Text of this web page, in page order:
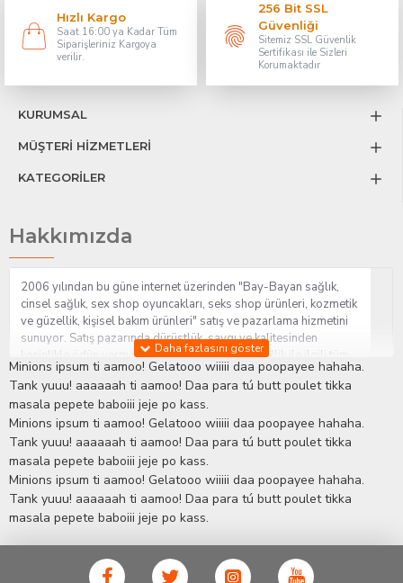
Hızlı Kargo
Saat 16:00 ya Kadar Tüm
Siparişleriniz Kargoya
verilir.
256 Bit SSL
Güvenliği
Sitemiz SSL Güvenlik
Sertifikası ile Sizleri
Korumaktadır
KURUMSAL
MÜŞTERİ HİZMETLERİ
KATEGORİLER
Hakkımızda
2006 yılından bu güne internet üzerinden "Bay-Bayan sağlık,
cinsel sağlık, sex shop oyuncakları, seks shop ürünleri, kozmetik
ve güzellik, kişisel bakım ürünleri" satış ve pazarlama hizmetini
sunuyor. Satış pazarında dürüstlük, saygı ve kalitesinden
kesinlikle ödün vermeden hizmet sağlık ve güzellik ile ilgili tüm
sorularınıza anında cevap verebilen Yetkin ve uzman kadrosu ile
ihtiyaçlarınızı en uygun fiyat ve taksit seçenekleriyle karşılıyor.
İstanbul beylikdüzü Erotik Shop sitemizde insan odaklı çalışma
stratejimiz ile müşterilerimizin yaşamlarında mutlu, sağlıklı ve
bakımlı olmaları için onlara sağlık ve güzellik danışmanlığı
sağlıyoruz.Sex ShopAlışveriş sitemiz Erotik Shop sektöründeki
gelişmeleri ve yenilikleri çok yakından takip etmesi, yaklaşık
5000'e yakın geniş ürün yelpazesi ile Türkiye'de bu sektörde
kendi alanımızda en geniş ürün gurubuna sahip ender
mağazalardan biri olması, müşteri memnuniyetini her zaman ön
planda tutan yaklaşımcı ve yenilikçi servislerin geliştirilmesi
konusundaki becerileri ile kendisine Cinsel Ürün hayatında lider
ve kalıcı bir yer edinmiştir.
Minions ipsum ti aamoo! Gelatooo wiiiii daa poopayee hahaha.
Tank yuuu! aaaaaah ti aamoo! Daa para tú butt poulet tikka
masala pepete baboiii jeje po kass.
Minions ipsum ti aamoo! Gelatooo wiiiii daa poopayee hahaha.
Tank yuuu! aaaaaah ti aamoo! Daa para tú butt poulet tikka
masala pepete baboiii jeje po kass.
Minions ipsum ti aamoo! Gelatooo wiiiii daa poopayee hahaha.
Tank yuuu! aaaaaah ti aamoo! Daa para tú butt poulet tikka
masala pepete baboiii jeje po kass.